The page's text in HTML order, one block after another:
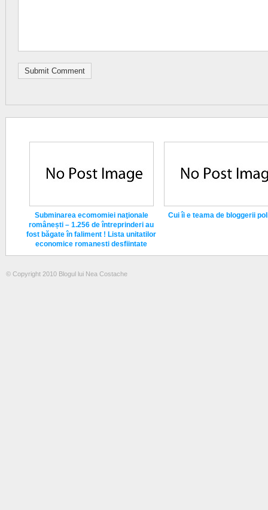
Subminarea ecomomiei naţionale
românești – 1.256 de întreprinderi au
fost băgate în faliment ! Lista unitatilor
economice romanesti desfiintate
Cui îi e teama de bloggerii
© Copyright 2010 Blogul lui Nea Costache